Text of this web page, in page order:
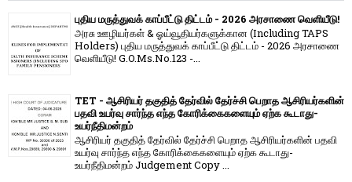
புதிய மருத்துவக் காப்பீட்டு திட்டம் - 2026 அரசாணை வெளியீடு!
அரசு ஊழியர்கள் & ஓய்வூதியர்களுக்கான (Including TAPS
Holders) புதிய மருத்துவக் காப்பீட்டு திட்டம் - 2026 அரசாணை
வெளியீடு! G.O.Ms.No.123 -...
TET - ஆசிரியர் தகுதித் தேர்வில் தேர்ச்சி பெறாத ஆசிரியர்களின்
பதவி உயர்வு சார்ந்த எந்த கோரிக்கைகளையும் ஏற்க கூடாது-
உயர்நீதிமன்றம்
ஆசிரியர் தகுதித் தேர்வில் தேர்ச்சி பெறாத ஆசிரியர்களின் பதவி
உயர்வு சார்ந்த எந்த கோரிக்கைகளையும் ஏற்க கூடாது-
உயர்நீதிமன்றம் Judgement Copy ...